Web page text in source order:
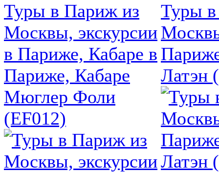
Туры в Париж из
Москвы, экскурсии
в Париже, Кабаре в
Париже, Кабаре
Мюглер Фоли
(EF012)
Туры
Латэн